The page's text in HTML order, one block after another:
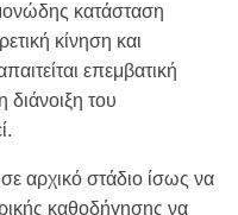
κατάσταση
κίνηση και
επεμβατική
διάνοιξη του
αρχικό στάδιο ίσως να
καθοδήγησης να